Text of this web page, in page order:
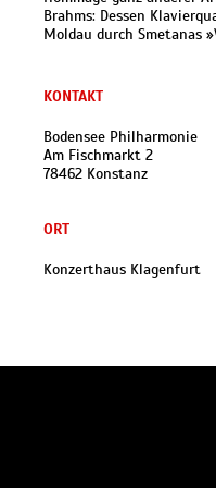
Brahms: Dessen
Moldau durch Smetanas
KONTAKT
Bodensee Philharmonie
Am Fischmarkt 2
78462 Konstanz
ORT
Konzerthaus Klagenfurt